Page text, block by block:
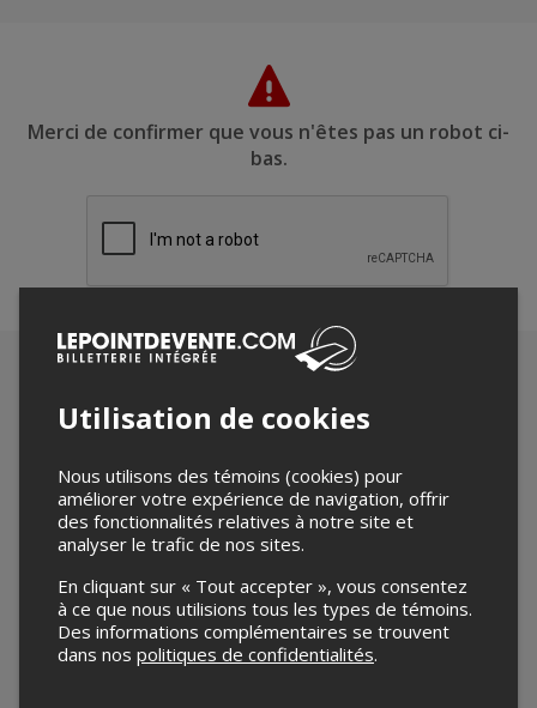
Merci de confirmer que vous n'êtes pas un robot ci-
bas.
Utilisation de cookies
Nous utilisons des témoins (cookies) pour
améliorer votre expérience de navigation, offrir
des fonctionnalités relatives à notre site et
analyser le trafic de nos sites.
En cliquant sur « Tout accepter », vous consentez
à ce que nous utilisions tous les types de témoins.
Des informations complémentaires se trouvent
dans nos politiques de confidentialités.